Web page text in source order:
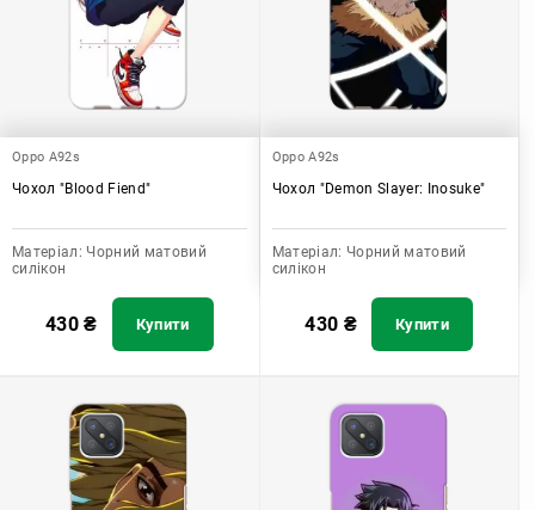
Oppo A92s
Чохол "Blood Fiend"
Матеріал: Чорний матовий
силікон
430₴ Купити
Oppo A92s
Чохол "Demon Slayer: Inosuke"
Матеріал: Чорний матовий
силікон
430 ₴ Купити